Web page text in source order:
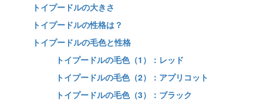
トイプードルの大きさ
トイプードルの性格は？
トイプードルの毛色と性格
トイプードルの毛色（1）：レッド
トイプードルの毛色（2）：アプリコット
トイプードルの毛色（3）：ブラック